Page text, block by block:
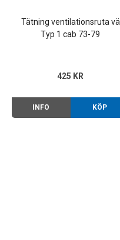
Tätning ventilationsruta vä
Typ 1 cab 73-79
425 KR
INFO KÖP